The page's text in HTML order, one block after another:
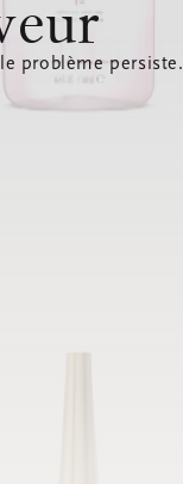
problème persiste.